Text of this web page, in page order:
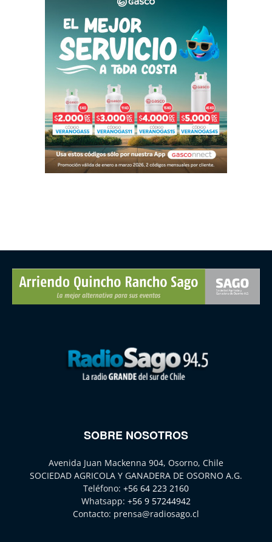
SOBRE NOSOTROS
Avenida Juan Mackenna 904, Osorno, Chile
SOCIEDAD AGRICOLA Y GANADERA DE OSORNO A.G.
Teléfono: +56 64 223 2160
Whatsapp: +56 9 57244942
Contacto: prensa@radiosago.cl